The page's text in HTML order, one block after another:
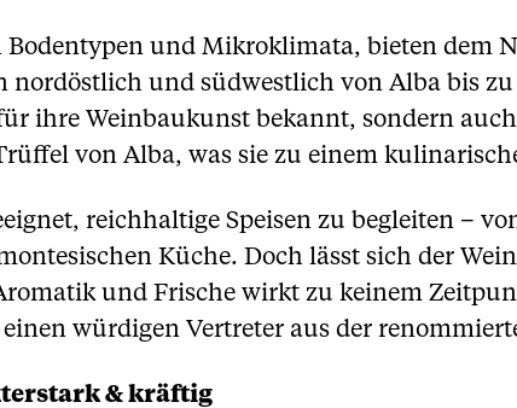
und Mikroklimata, bieten dem
nordöstlich und südwestlich von Alba bis
ihre Weinbaukunst bekannt, sondern
von Alba, was sie zu einem
reichhaltige Speisen zu begleiten –
Küche. Doch lässt sich der
und Frische wirkt zu keinem
würdigen Vertreter aus der
& kräftig